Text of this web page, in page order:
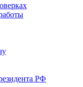
РФ